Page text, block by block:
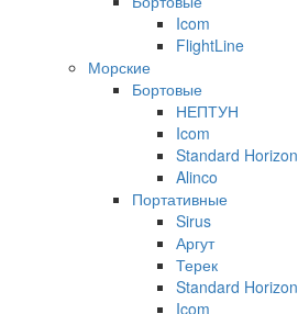
Icom
FlightLine
Морские
Бортовые
НЕПТУН
Icom
Standard Horizon
Alinco
Портативные
Sirus
Аргут
Терек
Standard Horizon
Icom